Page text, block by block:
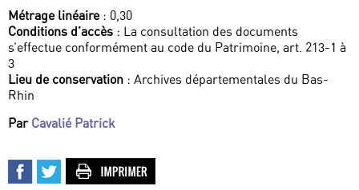
Métrage linéaire: 0,30
Conditions d’accès : La consultation des documents
s’effectue conformément au code du Patrimoine, art. 213-1 à
3
Lieu de conservation : Archives départementales du Bas-
Rhin
Par Cavalié Patrick